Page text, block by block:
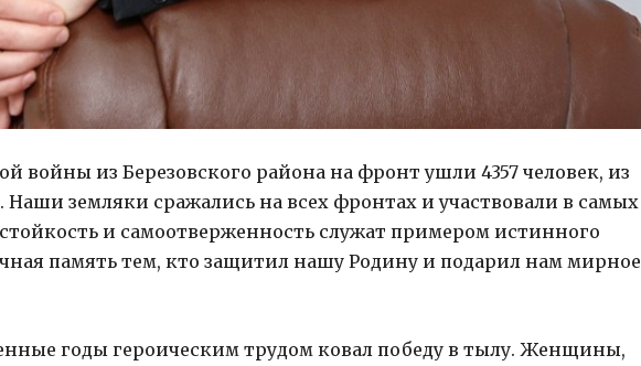
войны из Березовского района на фронт ушли 4357 человек, из
Наши земляки сражались на всех фронтах и участвовали в самых
и самоотверженность служат примером истинного
память тем, кто защитил нашу Родину и подарил нам мирное
годы героическим трудом ковал победу в тылу. Женщины,